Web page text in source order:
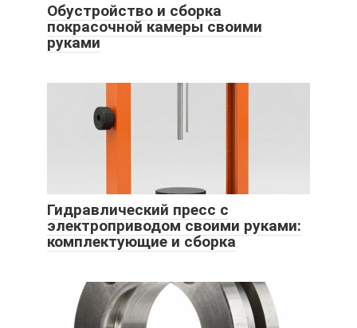
Обустройство и сборка
покрасочной камеры своими
руками
Гидравлический пресс с
электроприводом своими руками:
комплектующие и сборка